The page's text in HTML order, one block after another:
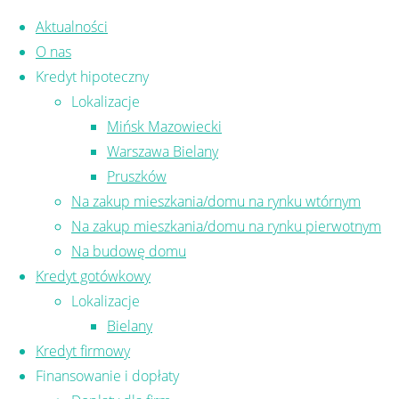
Skip to content
Aktualności
O nas
Kredyt hipoteczny
Lokalizacje
Mińsk Mazowiecki
Warszawa Bielany
Pruszków
Na zakup mieszkania/domu na rynku wtórnym
Na zakup mieszkania/domu na rynku pierwotnym
Na budowę domu
Kredyt gotówkowy
Lokalizacje
Bielany
Kredyt firmowy
Finansowanie i dopłaty
Zadzwoń i umów się na
bezpłatne spotkanie:
731 131 071
Pomoc w uzyskaniu